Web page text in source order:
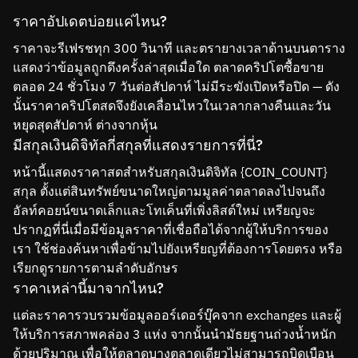
ราคาอัปเดตบ่อยแค่ไหน?
ราคาจะรีเฟรชทุก 300 วินาที และตรายางเวลาด้านบนตาราง
แสดงว่าข้อมูลถูกดึงครั้งล่าสุดเมื่อใด ตลาดคริปโตซื้อขาย
ตลอด 24 ชั่วโมง 7 วันต่อสัปดาห์ ไม่มีระฆังเปิดหรือปิด — ดัง
นั้นราคาคริปโตสดจึงยังเคลื่อนไหวในเวลากลางคืนและวัน
หยุดสุดสัปดาห์ ต่างจากหุ้น
มีสกุลเงินดิจิทัลกี่สกุลที่แสดงรายการที่นี่?
หน้านี้แสดงราคาสดสำหรับสกุลเงินดิจิทัล {COIN_COUNT}
สกุล ตั้งแต่สินทรัพย์ขนาดใหญ่ตามมูลค่าตลาดลงไปจนถึง
อัลท์คอยน์ขนาดเล็กและโทเค็นที่เพิ่งลิสต์ใหม่ เหรียญจะ
ปรากฏที่นี่เมื่อมีข้อมูลราคาที่เชื่อถือได้จากผู้ให้บริการของ
เรา ใช้ช่องค้นหาเพื่อข้ามไปยังเหรียญที่ต้องการโดยตรง หรือ
เรียกดูรายการตามลำดับอักษร
ราคาเหล่านี้มาจากไหน?
แต่ละราคารวบรวมข้อมูลออร์เดอร์บุ๊คจาก exchanges และผู้
ให้บริการสภาพคล่อง 3 แห่ง จากนั้นนำมัธยฐานถ่วงน้ำหนัก
ด้วยปริมาณ เพื่อให้ตลาดบางตลาดเดียวไม่สามารถบิดเบือน